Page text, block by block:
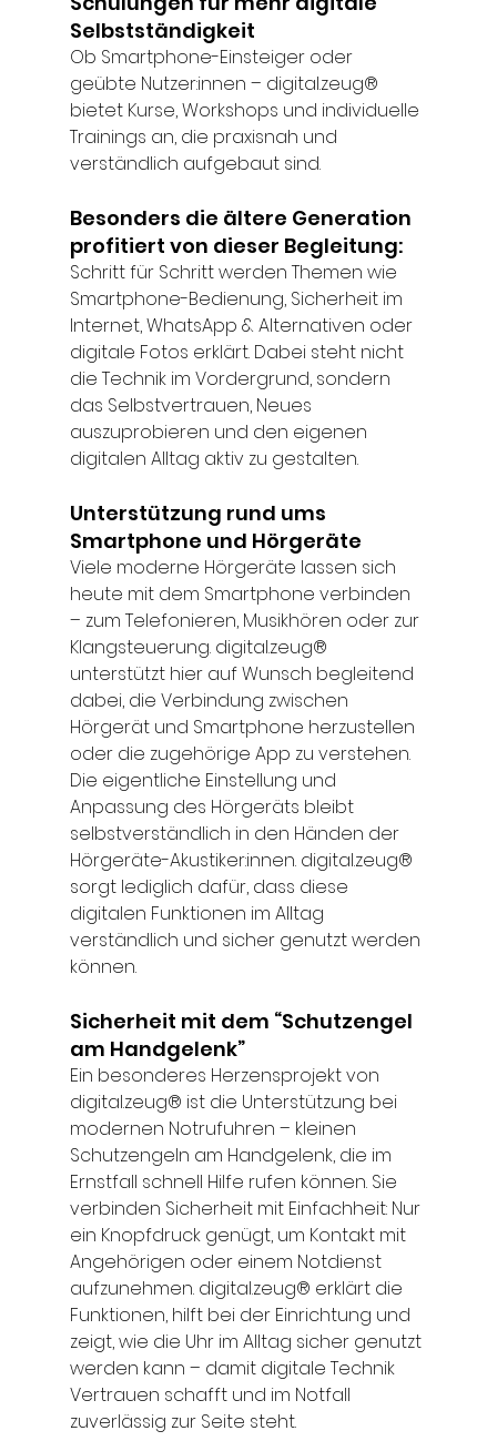
Selbstständigkeit
Ob Smartphone-Einsteiger oder
geübte Nutzer:innen – digital.zeug®
bietet Kurse, Workshops und individuelle
Trainings an, die praxisnah und
verständlich aufgebaut sind.
Besonders die ältere Generation
profitiert von dieser Begleitung:
Schritt für Schritt werden Themen wie
Smartphone-Bedienung, Sicherheit im
Internet, WhatsApp & Alternativen oder
digitale Fotos erklärt. Dabei steht nicht
die Technik im Vordergrund, sondern
das Selbstvertrauen, Neues
auszuprobieren und den eigenen
digitalen Alltag aktiv zu gestalten.
Unterstützung rund ums
Smartphone und Hörgeräte
Viele moderne Hörgeräte lassen sich
heute mit dem Smartphone verbinden
– zum Telefonieren, Musikhören oder zur
Klangsteuerung. digital.zeug®
unterstützt hier auf Wunsch begleitend
dabei, die Verbindung zwischen
Hörgerät und Smartphone herzustellen
oder die zugehörige App zu verstehen.
Die eigentliche Einstellung und
Anpassung des Hörgeräts bleibt
selbstverständlich in den Händen der
Hörgeräte-Akustiker:innen. digital.zeug®
sorgt lediglich dafür, dass diese
digitalen Funktionen im Alltag
verständlich und sicher genutzt werden
können.
Sicherheit mit dem “Schutzengel
am Handgelenk”
Ein besonderes Herzensprojekt von
digital.zeug® ist die Unterstützung bei
modernen Notrufuhren – kleinen
Schutzengeln am Handgelenk, die im
Ernstfall schnell Hilfe rufen können. Sie
verbinden Sicherheit mit Einfachheit: Nur
ein Knopfdruck genügt, um Kontakt mit
Angehörigen oder einem Notdienst
aufzunehmen. digital.zeug® erklärt die
Funktionen, hilft bei der Einrichtung und
zeigt, wie die Uhr im Alltag sicher genutzt
werden kann – damit digitale Technik
Vertrauen schafft und im Notfall
zuverlässig zur Seite steht.